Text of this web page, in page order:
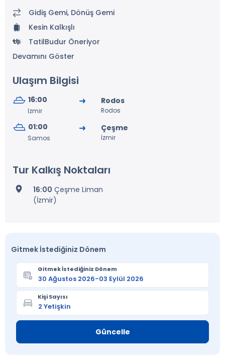
Gidiş Gemi, Dönüş Gemi
Kesin Kalkışlı
TatilBudur Öneriyor
Devamını Göster
Ulaşım Bilgisi
16:00
İzmir
Rodos
Rodos
01:00
Samos
Çeşme
İzmir
Tur Kalkış Noktaları
16:00 Çeşme Liman
(İzmir)
Gitmek İstediğiniz Dönem
Gitmek İstediğiniz Dönem
Kişi Sayısı
Güncelle